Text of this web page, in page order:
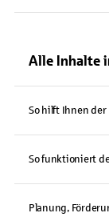
Alle Inhalte
So hilft Ihnen
So funktioniert
Planung,